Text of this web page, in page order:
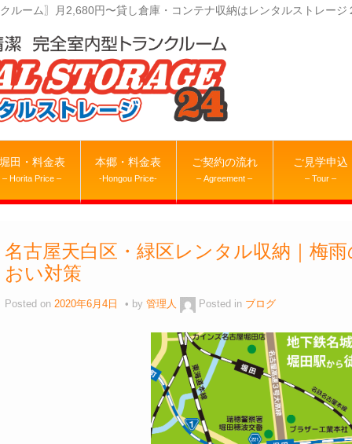
ルーム〗月2,680円〜貸し倉庫・コンテナ収納はレンタルストレージ
田・料金表
– Horita Price –
本郷・料金表
-Hongou Price-
ご契約の流れ
– Agreement –
ご見学申込
– Tour –
名古屋天白区・緑区レンタル収納｜梅
おい対策
Posted on2020年6月4日 by管理人 Posted in ブログ